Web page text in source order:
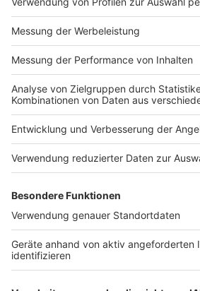
Küche im Radio. Starkoch Nelson
exklusiv in seinen Kitchen Club ein.
er uns täglich mit raffinierten
Nachkochen oder Nachkochen
uns mit in seine Küche und weiht
Geheimnisse eines bekannten
Gourmets und Gourmüsen. Für alle
wissen, dass Kardamom ein
Ersatzteil fürs Auto. Das ist
Extraklasse. Feinste Küche, die
oder wie Nelson es sagt: "Macht nix,
schmeckt!"
Nelson Müller live erleben? Hier